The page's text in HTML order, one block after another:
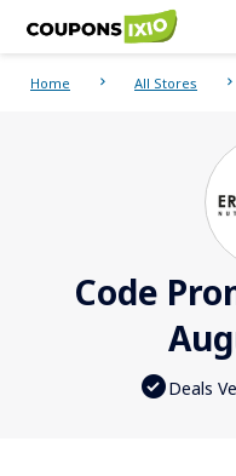
Home All Stores
Code
Deals